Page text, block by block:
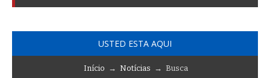
USTED ESTA AQUI
Início → Notícias → Busca